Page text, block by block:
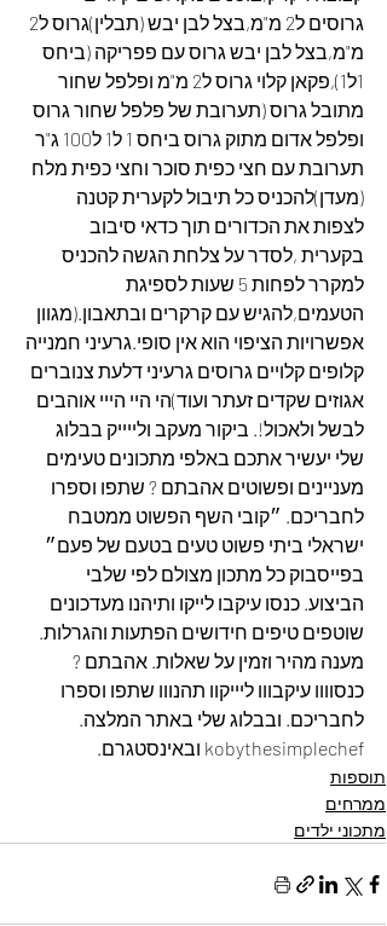
מ"מ,בצל לבן יבש גרוס עם פפריקה (ביחס
1ל1),פקאן קלוי גרוס ל2 מ"מ ופלפל שחור
מתובל גרוס (תערובת של פלפל שחור גרוס
ופלפל אדום מתוק גרוס ביחס 1 ל1 ל100 ג"ר
תערובת עם חצי כפית סוכר וחצי כפית מלח
(מעדן)להכניס כל תיבול לקערית קטנה
לצפות את הכדורים תוך כדאי סיבוב
בקערית ,לסדר על צלחת הגשה להכניס
למקרר לפחות 5 שעות לספיגת
הטעמים,להגיש עם קרקרים ובתאבון.(מגוון
אפשרויות הציפוי הוא אין סופי.גרעיני חמנייה
קלופים קלויים גרוסים גרעיני דלעת צנוברים
אגוזים שקדים זעתר ועוד)הי היי הייי אוהבים
לבשל ולאכול!. ביקור מעקב ולייייק בבלוג
שלי יעשיר אתכם באלפי מתכונים טעימים
מעניינים ופשוטים אהבתם ? שתפו וספרו
לחבריכם. ״קובי השף הפשוט ממטבח
ישראלי ביתי פשוט טעים בטעם של פעם״
בפייסבוק כל מתכון מצולם לפי שלבי
הביצוע. כנסו עיקבו לייקו ותיהנו מעדכונים
שוטפים טיפים חידושים הפתעות והגרלות.
מענה מהיר וזמין על שאלות. אהבתם ?
כנסוווו עיקבווו ליייקוו תהנווו שתפו וספרו
לחבריכם. ובבלוג שלי באתר המלצה.
kobythesimplechef ובאינסטגרם.
תוספות
ממרחים
מתכוני ילדים